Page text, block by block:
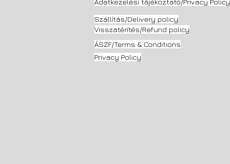
Adatkezelési tájékoztató/Privacy Policy
Szállítás/Delivery policy
Visszatérítés/Refund policy
ÁSZF/Terms & Conditions
Privacy Policy